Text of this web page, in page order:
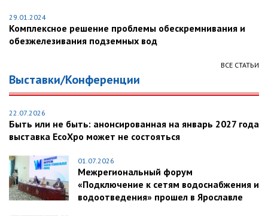
29.01.2024
Комплексное решение проблемы обескремнивания и
обезжелезивания подземных вод
ВСЕ СТАТЬИ
Выставки/Конференции
22.07.2026
Быть или не быть: анонсированная на январь 2027 года
выставка EcoXpo может не состояться
01.07.2026
Межрегиональный форум
«Подключение к сетям водоснабжения и
водоотведения» прошел в Ярославле